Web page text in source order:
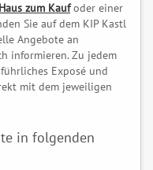
Haus zum Kaufoder einer
Sie auf dem KIP Kastl
Angebote an
informieren. Zu jedem
Exposé und
mit dem jeweiligen
in folgenden